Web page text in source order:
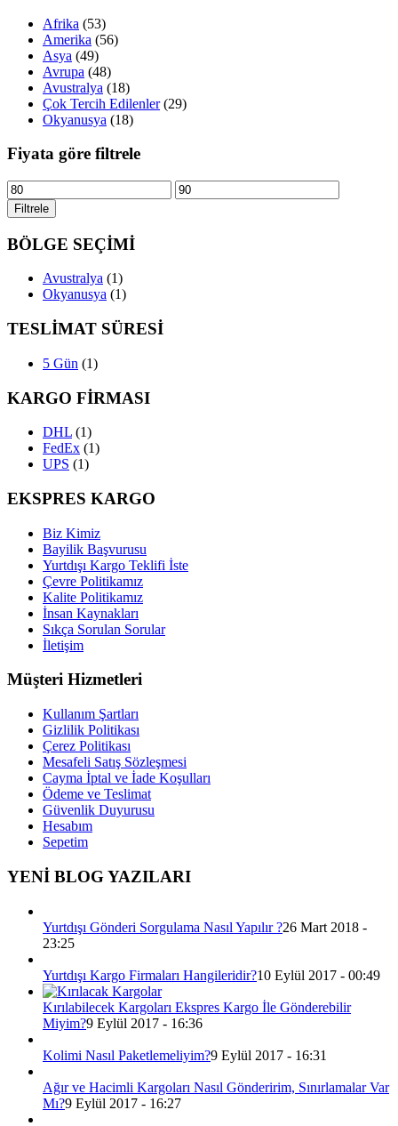
Afrika (53)
Amerika (56)
Asya (49)
Avrupa (48)
Avustralya (18)
Çok Tercih Edilenler (29)
Okyanusya (18)
Fiyata göre filtrele
En
düşük
fiyat
En
yüksek
Filtrele
BÖLGE SEÇİMİ
Avustralya (1)
Okyanusya (1)
TESLİMAT SÜRESİ
5 Gün (1)
KARGO FİRMASI
DHL (1)
FedEx (1)
UPS (1)
EKSPRES KARGO
Biz Kimiz
Bayilik Başvurusu
Yurtdışı Kargo Teklifi İste
Çevre Politikamız
Kalite Politikamız
İnsan Kaynakları
Sıkça Sorulan Sorular
İletişim
Müşteri Hizmetleri
Kullanım Şartları
Gizlilik Politikası
Çerez Politikası
Mesafeli Satış Sözleşmesi
Cayma İptal ve İade Koşulları
Ödeme ve Teslimat
Güvenlik Duyurusu
Hesabım
Sepetim
YENİ BLOG YAZILARI
Yurtdışı Gönderi Sorgulama Nasıl Yapılır ?26 Mart 2018 -
23:25
Yurtdışı Kargo Firmaları Hangileridir?10 Eylül 2017 - 00:49
Kırılabilecek Kargoları Ekspres Kargo İle Gönderebilir
Miyim?9 Eylül 2017 - 16:36
Kolimi Nasıl Paketlemeliyim?9 Eylül 2017 - 16:31
Ağır ve Hacimli Kargoları Nasıl Gönderirim, Sınırlamalar Var
Mı?9 Eylül 2017 - 16:27